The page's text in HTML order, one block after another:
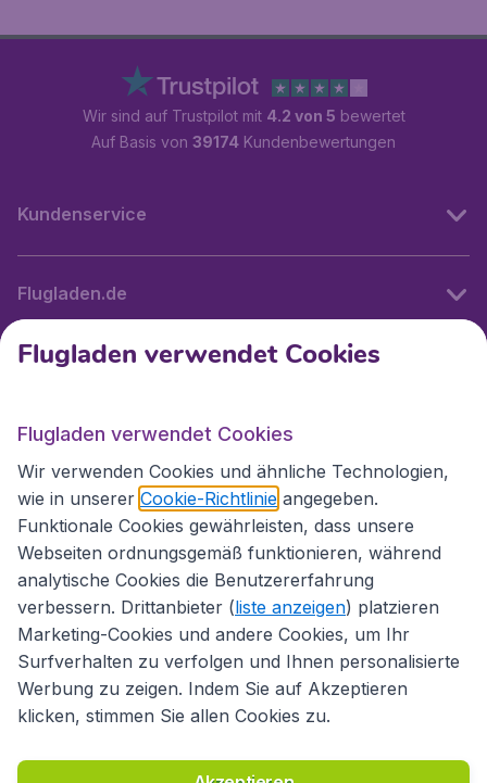
Wir sind auf Trustpilot mit 4.2 von 5 bewertet
Auf Basis von 39174 Kundenbewertungen
Kundenservice
Flugladen.de
Internationale Webseiten
Folgen Sie uns:
Richtlinien und Bedingungen
Haftungsausschluss
Flugladen verwendet Cookies
Flugladen verwendet Cookies
Wir verwenden Cookies und ähnliche Technologien,
wie in unserer Cookie-Richtlinie angegeben.
Funktionale Cookies gewährleisten, dass unsere
Webseiten ordnungsgemäß funktionieren, während
analytische Cookies die Benutzererfahrung
verbessern. Drittanbieter (liste anzeigen) platzieren
Marketing-Cookies und andere Cookies, um Ihr
Surfverhalten zu verfolgen und Ihnen personalisierte
Werbung zu zeigen. Indem Sie auf Akzeptieren
klicken, stimmen Sie allen Cookies zu.